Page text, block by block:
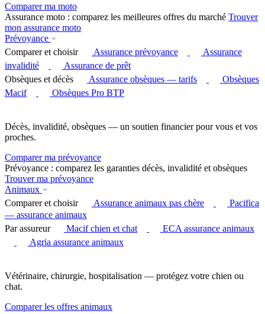
Comparer ma moto
Assurance moto : comparez les meilleures offres du marché Trouver
mon assurance moto
Prévoyance
Comparer et choisir
Assurance prévoyance
Assurance
invalidité
Assurance de prêt
Obsèques et décès
Assurance obsèques — tarifs
Obsèques
Macif
Obsèques Pro BTP
Décès, invalidité, obsèques — un soutien financier pour vous et vos
proches.
Comparer ma prévoyance
Prévoyance : comparez les garanties décès, invalidité et obsèques
Trouver ma prévoyance
Animaux
Comparer et choisir
Assurance animaux pas chère
Pacifica
— assurance animaux
Par assureur
Macif chien et chat
ECA assurance animaux
Agria assurance animaux
Vétérinaire, chirurgie, hospitalisation — protégez votre chien ou
chat.
Comparer les offres animaux